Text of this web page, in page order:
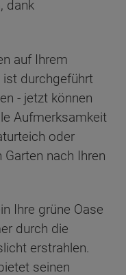
dank
auf Ihrem
ist durchgeführt
- jetzt können
Aufmerksamkeit
oder
nach Ihren
Ihre grüne Oase
durch die
erstrahlen.
seinen